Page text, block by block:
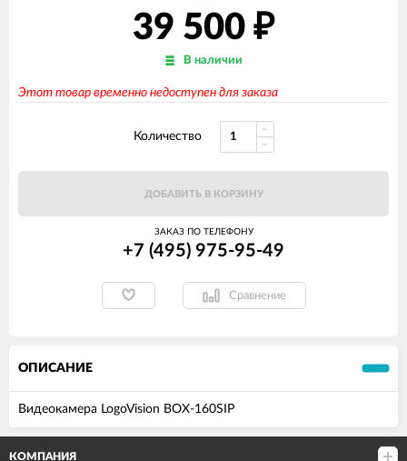
39 500 ₽
В наличии
Этот товар временно недоступен для заказа
Количество
ДОБАВИТЬ В КОРЗИНУ
ЗАКАЗ ПО ТЕЛЕФОНУ
+7 (495) 975-95-49
Сравнение
ОПИСАНИЕ
Видеокамера LogoVision BOX-160SIP
КОМПАНИЯ